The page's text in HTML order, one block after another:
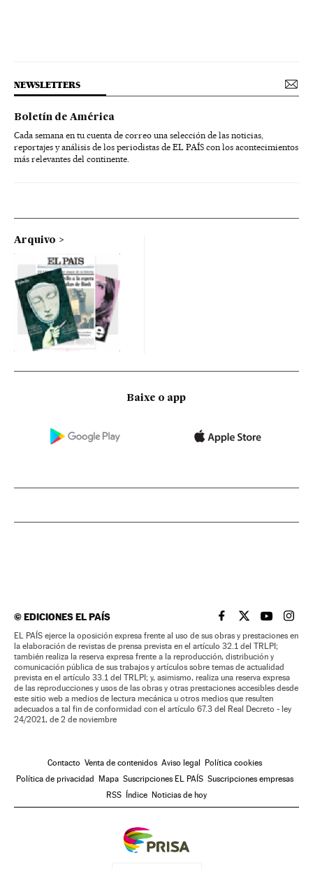
NEWSLETTERS
Boletín de América
Cada semana en tu cuenta de correo una selección de las noticias,
reportajes y análisis de los periodistas de EL PAÍS con los acontecimientos
más relevantes del continente.
Arquivo
Baixe o app
©EDICIONES EL PAÍS EL PAÍS BRASIL EN
EL PAÍSEL PAÍS
EL
EL PAÍS ejerce la oposición expresa frente al uso de sus obras y prestaciones en
la elaboración de revistas de prensa prevista en el artículo 32.1 del TRLPI;
también realiza la reserva expresa frente a la reproducción, distribución y
comunicación pública de sus trabajos y artículos sobre temas de actualidad
prevista en el artículo 33.1 del TRLPI; y, asimismo, realiza una reserva expresa
de las reproducciones y usos de las obras y otras prestaciones accesibles desde
este sitio web a medios de lectura mecánica u otros medios que resulten
adecuados a tal fin de conformidad con el artículo 67.3 del Real Decreto - ley
24/2021, de 2 de noviembre
Contacto Venta de contenidos Aviso legal
Política cookies
Política de privacidad
Mapa Suscripciones EL PAÍS Suscripciones empresas
RSS
Índice Noticias de hoy